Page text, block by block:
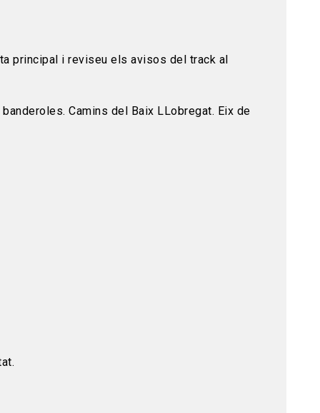
principal i reviseu els avisos del track al
Camins del Baix LLobregat. Eix de